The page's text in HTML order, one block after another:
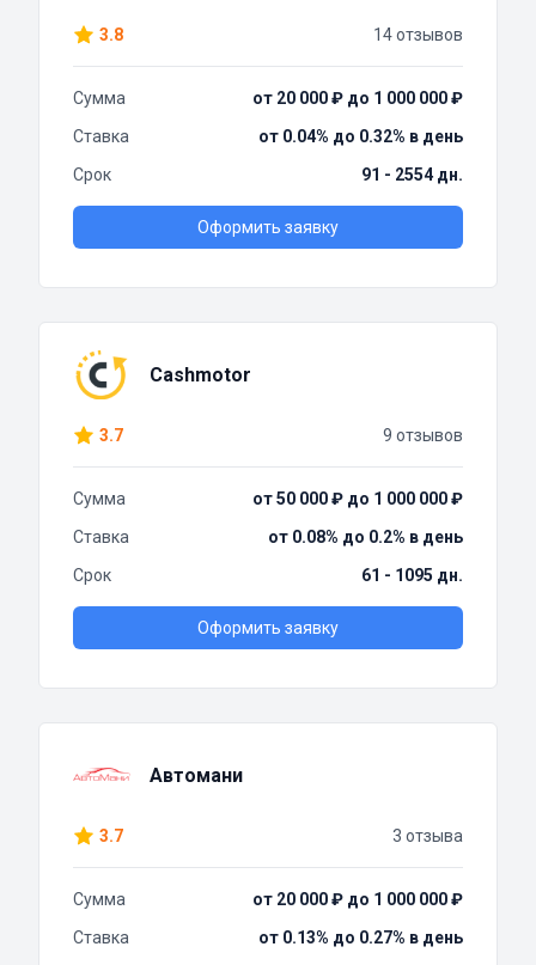
3.8 14 отзывов
Сумма
от 20 000 ₽ до 1 000 000 ₽
Ставка
от 0.04% до 0.32% в день
Срок
91 - 2554 дн.
Оформить заявку
Cashmotor
3.7 9 отзывов
Сумма
от 50 000 ₽ до 1 000 000 ₽
Ставка
от 0.08% до 0.2% в день
Срок
61 - 1095 дн.
Оформить заявку
Автомани
3.7 3 отзыва
Сумма
от 20 000 ₽ до 1 000 000 ₽
Ставка
от 0.13% до 0.27% в день